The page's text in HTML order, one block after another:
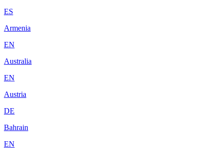
ES
Armenia
EN
Australia
EN
Austria
DE
Bahrain
EN